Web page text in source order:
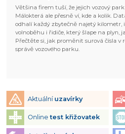
Většina firem tuší, že jejich vozový park
Málokterá ale přesně ví, kde a kolik.
odhalí každý zbytečně najetý kilometr,
volnoběhu i řidiče, který šlape na plyn,
Přečtěte si, jak proměnit surová čísla v
správě vozového parku.
Aktuální uzavírky
Onlinetest křižovatek